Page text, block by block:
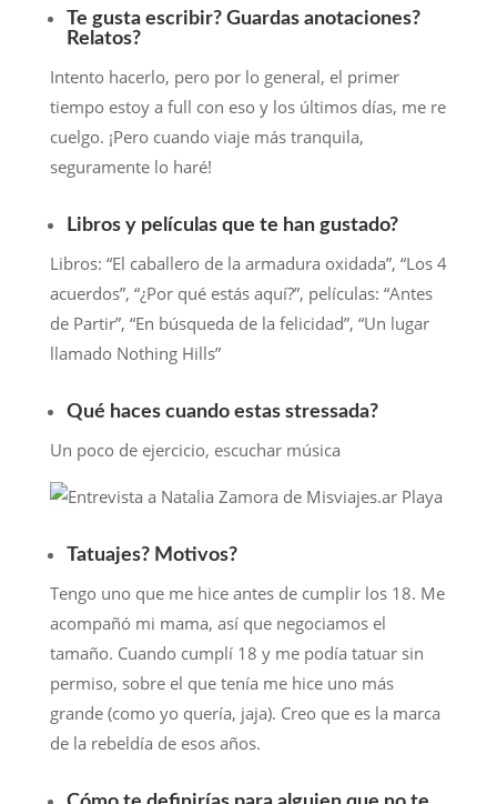
Te gusta escribir? Guardas anotaciones?
Relatos?
Intento hacerlo, pero por lo general, el primer
tiempo estoy a full con eso y los últimos días, me re
cuelgo. ¡Pero cuando viaje más tranquila,
seguramente lo haré!
Libros y películas que te han gustado?
Libros: “El caballero de la armadura oxidada”, “Los 4
acuerdos”, “¿Por qué estás aquí?”, películas: “Antes
de Partir”, “En búsqueda de la felicidad”, “Un lugar
llamado Nothing Hills”
Qué haces cuando estas stressada?
Un poco de ejercicio, escuchar música
Tatuajes? Motivos?
Tengo uno que me hice antes de cumplir los 18. Me
acompañó mi mama, así que negociamos el
tamaño. Cuando cumplí 18 y me podía tatuar sin
permiso, sobre el que tenía me hice uno más
grande (como yo quería, jaja). Creo que es la marca
de la rebeldía de esos años.